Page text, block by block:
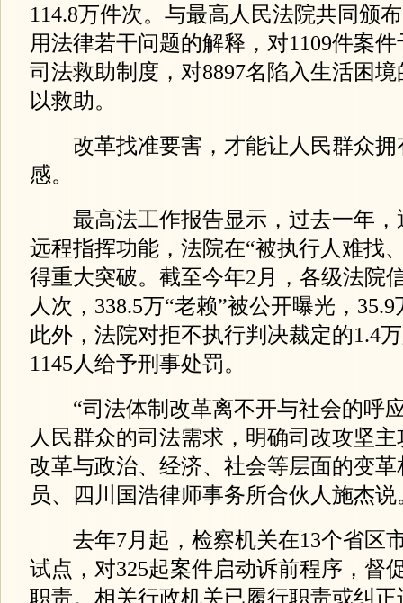
114.8万件次。与最高人民法院共同颁
用法律若干问题的解释，对1109件案
司法救助制度，对8897名陷入生活困
以救助。
改革找准要害，才能让人民群众拥
感。
最高法工作报告显示，过去一年，
远程指挥功能，法院在“被执行人难找
得重大突破。截至今年2月，各级法院
人次，338.5万“老赖”被公开曝光，
此外，法院对拒不执行判决裁定的1.4
1145人给予刑事处罚。
“司法体制改革离不开与社会的呼
人民群众的司法需求，明确司改攻坚
改革与政治、经济、社会等层面的变
员、四川国浩律师事务所合伙人施杰说
去年7月起，检察机关在13个省区
试点，对325起案件启动诉前程序，督
职责。相关行政机关已履行职责或纠正